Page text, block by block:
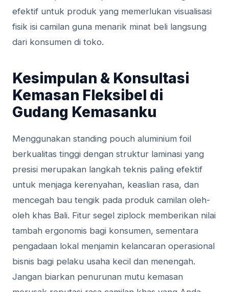
efektif untuk produk yang memerlukan visualisasi
fisik isi camilan guna menarik minat beli langsung
dari konsumen di toko.
Kesimpulan & Konsultasi
Kemasan Fleksibel di
Gudang Kemasanku
Menggunakan standing pouch aluminium foil
berkualitas tinggi dengan struktur laminasi yang
presisi merupakan langkah teknis paling efektif
untuk menjaga kerenyahan, keaslian rasa, dan
mencegah bau tengik pada produk camilan oleh-
oleh khas Bali. Fitur segel ziplock memberikan nilai
tambah ergonomis bagi konsumen, sementara
pengadaan lokal menjamin kelancaran operasional
bisnis bagi pelaku usaha kecil dan menengah.
Jangan biarkan penurunan mutu kemasan